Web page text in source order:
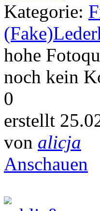
Kategorie:
hohe
noch kein
0
erstellt
von alicja
Anschauen